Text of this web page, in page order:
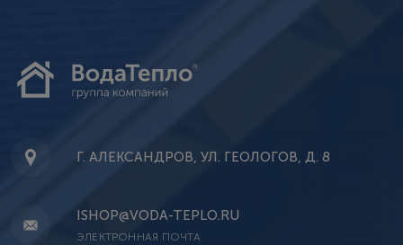
Г. АЛЕКСАНДРОВ, УЛ. ГЕОЛОГОВ, Д. 8
ISHOP@VODA-TEPLO.RU
ЭЛЕКТРОННАЯ ПОЧТА